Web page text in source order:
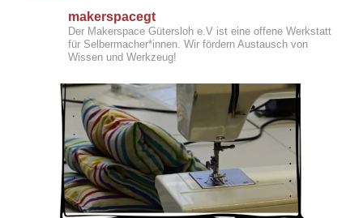
makerspacegt
Der Makerspace Gütersloh e.V ist eine offene Werkstatt
für Selbermacher*innen. Wir fördern Austausch von
Wissen und Werkzeug!